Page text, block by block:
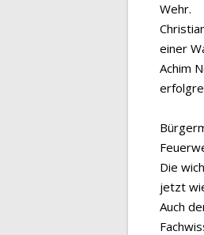
Wehr.
einer
Achim
Die
jetzt
Auch